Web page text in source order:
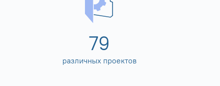
80
различных проектов